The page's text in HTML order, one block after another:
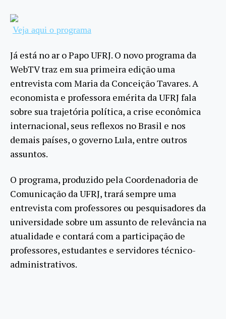
Veja aqui o programa
Já está no ar o Papo UFRJ. O novo programa da
WebTV traz em sua primeira edição uma
entrevista com Maria da Conceição Tavares. A
economista e professora emérita da UFRJ fala
sobre sua trajetória política, a crise econômica
internacional, seus reflexos no Brasil e nos
demais países, o governo Lula, entre outros
assuntos.
O programa, produzido pela Coordenadoria de
Comunicação da UFRJ, trará sempre uma
entrevista com professores ou pesquisadores da
universidade sobre um assunto de relevância na
atualidade e contará com a participação de
professores, estudantes e servidores técnico-
administrativos.